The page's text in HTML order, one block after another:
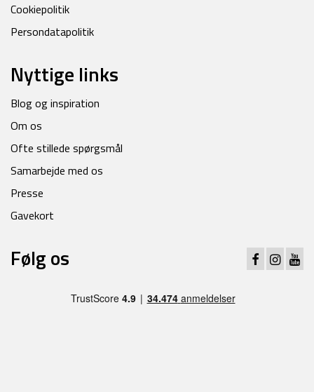
Cookiepolitik
Persondatapolitik
Nyttige links
Blog og inspiration
Om os
Ofte stillede spørgsmål
Samarbejde med os
Presse
Gavekort
Følg os